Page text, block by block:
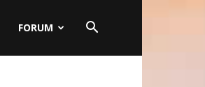
FORUM